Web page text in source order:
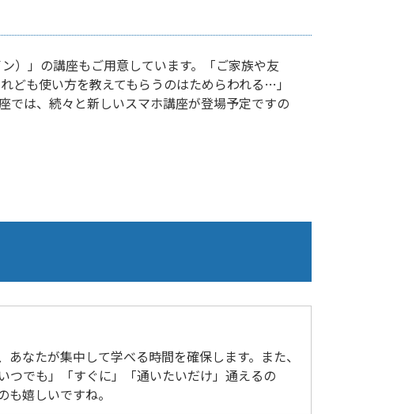
）」の講座もご用意しています。「ご家族や友
ども使い方を教えてもらうのはためらわれる…」
では、続々と新しいスマホ講座が登場予定ですの
あなたが集中して学べる時間を確保します。また、
つでも」「すぐに」「通いたいだけ」通えるの
も嬉しいですね。